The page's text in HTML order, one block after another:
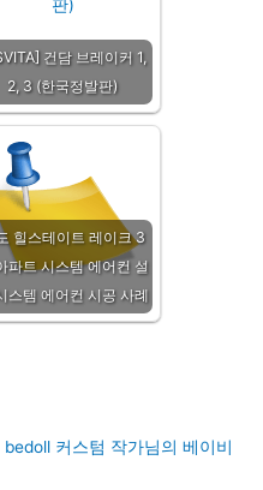
건담 브레이커 1,
2, 3 (한국정발판)
힐스테이트 레이크 3
파트 시스템 에어컨 설
스템 에어컨 시공 사례
커스텀 작가님의 베이비